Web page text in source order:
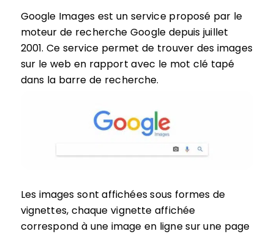
Google Images est un service proposé par le
moteur de recherche Google depuis juillet
2001. Ce service permet de trouver des images
sur le web en rapport avec le mot clé tapé
dans la barre de recherche.
Les images sont affichées sous formes de
vignettes, chaque vignette affichée
correspond à une image en ligne sur une page